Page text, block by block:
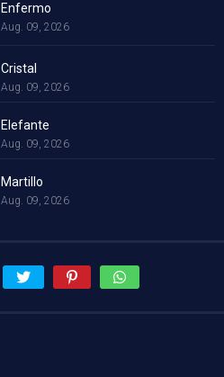
Enfermo
Aug. 09, 2026
Cristal
Aug. 09, 2026
Elefante
Aug. 09, 2026
Martillo
Aug. 09, 2026